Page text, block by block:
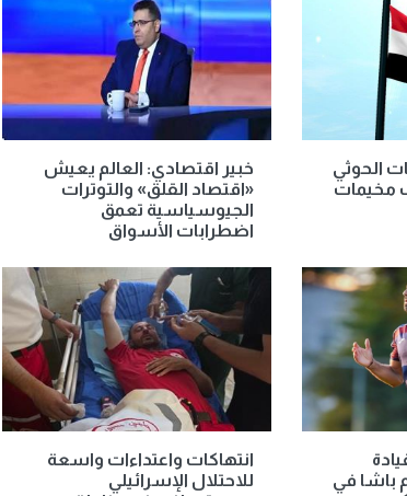
الحوثي
مخيمات
خبير اقتصادي: العالم يعيش
«اقتصاد القلق» والتوترات
الجيوسياسية تعمق
اضطرابات الأسواق
باشا في
انتهاكات واعتداءات واسعة
للاحتلال الإسرائيلي